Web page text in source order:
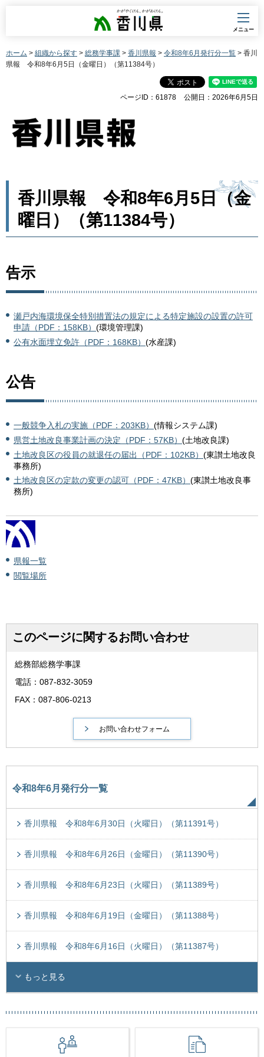
香川県
メニュー
ホーム > 組織から探す > 総務学事課 > 香川県報 > 令和8年6月発行分一覧 > 香川
県報 令和8年6月5日（金曜日）（第11384号）
ページID：61878 公開日：2026年6月5日
香川県報 令和8年6月5日（金
曜日）（第11384号）
告示
瀬戸内海環境保全特別措置法の規定による特定施設の設置の許可
申請（PDF：158KB） (環境管理課)
公有水面埋立免許（PDF：168KB） (水産課)
公告
一般競争入札の実施（PDF：203KB） (情報システム課)
県営土地改良事業計画の決定（PDF：57KB） (土地改良課)
土地改良区の役員の就退任の届出（PDF：102KB） (東讃土地改良
事務所)
土地改良区の定款の変更の認可（PDF：47KB） (東讃土地改良事
務所)
県報一覧
閲覧場所
このページに関するお問い合わせ
総務部総務学事課
電話：087-832-3059
FAX：087-806-0213
令和8年6月発行分一覧
香川県報 令和8年6月30日（火曜日）（第11391号）
香川県報 令和8年6月26日（金曜日）（第11390号）
香川県報 令和8年6月23日（火曜日）（第11389号）
香川県報 令和8年6月19日（金曜日）（第11388号）
香川県報 令和8年6月16日（火曜日）（第11387号）
もっと見る